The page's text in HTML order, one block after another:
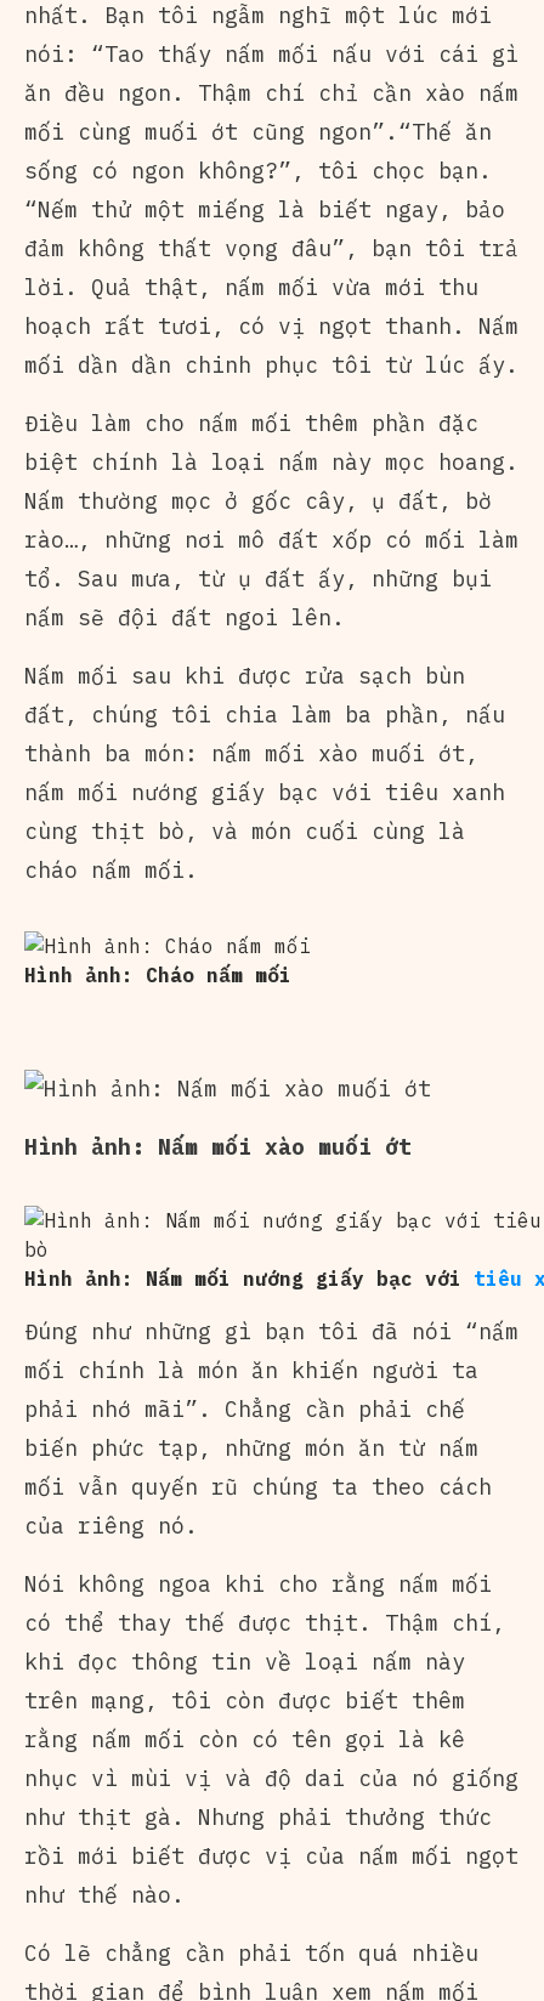
nhất. Bạn tôi ngẫm nghĩ một lúc mới
nói: “Tao thấy nấm mối nấu với cái gì
ăn đều ngon. Thậm chí chỉ cần xào nấm
mối cùng muối ớt cũng ngon”.“Thế ăn
sống có ngon không?”, tôi chọc bạn.
“Nếm thử một miếng là biết ngay, bảo
đảm không thất vọng đâu”, bạn tôi trả
lời. Quả thật, nấm mối vừa mới thu
hoạch rất tươi, có vị ngọt thanh. Nấm
mối dần dần chinh phục tôi từ lúc ấy.
Điều làm cho nấm mối thêm phần đặc
biệt chính là loại nấm này mọc hoang.
Nấm thường mọc ở gốc cây, ụ đất, bờ
rào…, những nơi mô đất xốp có mối làm
tổ. Sau mưa, từ ụ đất ấy, những bụi
nấm sẽ đội đất ngoi lên.
Nấm mối sau khi được rửa sạch bùn
đất, chúng tôi chia làm ba phần, nấu
thành ba món: nấm mối xào muối ớt,
nấm mối nướng giấy bạc với tiêu xanh
cùng thịt bò, và món cuối cùng là
cháo nấm mối.
Hình ảnh: Cháo nấm mối
Hình ảnh: Nấm mối xào muối ớt
Hình ảnh: Nấm mối nướng giấy bạc với tiêu
Đúng như những gì bạn tôi đã nói “nấm
mối chính là món ăn khiến người ta
phải nhớ mãi”. Chẳng cần phải chế
biến phức tạp, những món ăn từ nấm
mối vẫn quyến rũ chúng ta theo cách
của riêng nó.
Nói không ngoa khi cho rằng nấm mối
có thể thay thế được thịt. Thậm chí,
khi đọc thông tin về loại nấm này
trên mạng, tôi còn được biết thêm
rằng nấm mối còn có tên gọi là kê
nhục vì mùi vị và độ dai của nó giống
như thịt gà. Nhưng phải thưởng thức
rồi mới biết được vị của nấm mối ngọt
như thế nào.
Có lẽ chẳng cần phải tốn quá nhiều
thời gian để bình luận xem nấm mối